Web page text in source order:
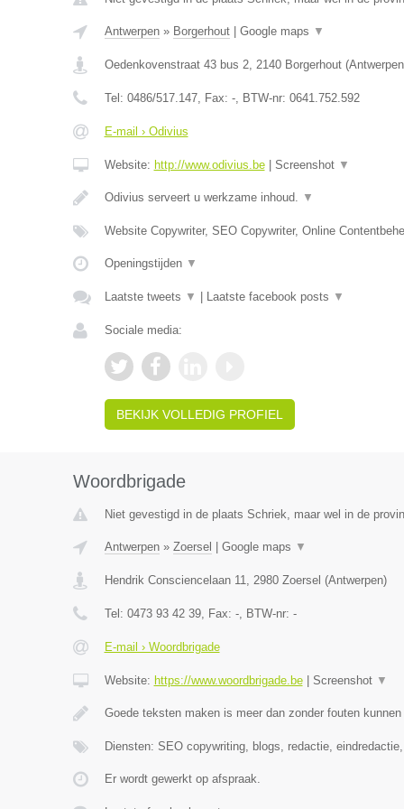
Antwerpen» Borgerhout| Google maps ▼
Oedenkovenstraat 43 bus 2, 2140 Borgerhout(Antwerpen
Tel: 0486/517.147, Fax: -, BTW-nr: 0641.752.592
E-mail › Odivius
Website: http://www.odivius.be| Screenshot ▼
Odivius serveert u werkzame inhoud. ▼
Website Copywriter, SEO Copywriter, Online
Openingstijden ▼
Laatste tweets ▼ Laatste facebook posts ▼
Sociale media:
BEKIJK VOLLEDIG PROFIEL
Woordbrigade
Niet gevestigd in de plaats Schriek, maar wel in de
Antwerpen» Zoersel Google maps ▼
Hendrik Consciencelaan 11, 2980 Zoersel (Antwerpen)
Tel: 0473 93 42 39, Fax: -, BTW-nr: -
E-mail › Woordbrigade
Website: https://www.woordbrigade.be| Screenshot ▼
Goede teksten maken is meer dan zonder fouten
Diensten: SEO copywriting, blogs, redactie,
Er wordt gewerkt op afspraak.